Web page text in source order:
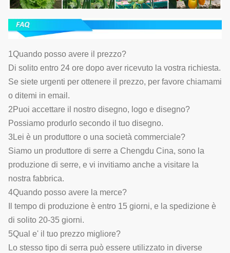
1Quando posso avere il prezzo?
Di solito entro 24 ore dopo aver ricevuto la vostra richiesta.
Se siete urgenti per ottenere il prezzo, per favore chiamami
o ditemi in email.
2Puoi accettare il nostro disegno, logo e disegno?
Possiamo produrlo secondo il tuo disegno.
3Lei è un produttore o una società commerciale?
Siamo un produttore di serre a Chengdu Cina, sono la
produzione di serre, e vi invitiamo anche a visitare la
nostra fabbrica.
4Quando posso avere la merce?
Il tempo di produzione è entro 15 giorni, e la spedizione è
di solito 20-35 giorni.
5Qual e' il tuo prezzo migliore?
Lo stesso tipo di serra può essere utilizzato in diverse